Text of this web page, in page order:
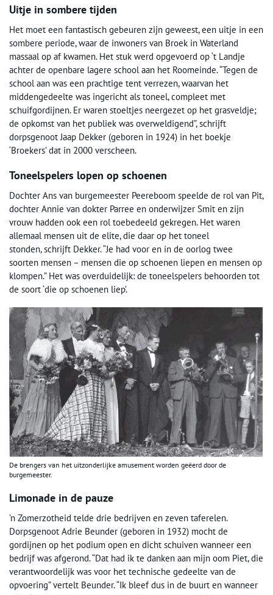
Uitje in sombere tijden
Het moet een fantastisch gebeuren zijn geweest, een uitje in een
sombere periode, waar de inwoners van Broek in Waterland
massaal op af kwamen. Het stuk werd opgevoerd op ‘t Landje
achter de openbare lagere school aan het Roomeinde. “Tegen de
school aan was een prachtige tent verrezen, waarvan het
middengedeelte was ingericht als toneel, compleet met
schuifgordijnen. Er waren stoeltjes neergezet op het grasveldje;
de opkomst van het publiek was overweldigend”, schrijft
dorpsgenoot Jaap Dekker (geboren in 1924) in het boekje
‘Broekers’ dat in 2000 verscheen.
Toneelspelers lopen op schoenen
Dochter Ans van burgemeester Peereboom speelde de rol van Pit,
dochter Annie van dokter Parree en onderwijzer Smit en zijn
vrouw hadden ook een rol toebedeeld gekregen. Het waren
allemaal mensen uit de elite, die daar op het toneel
stonden, schrijft Dekker. “Je had voor en in de oorlog twee
soorten mensen – mensen die op schoenen liepen en mensen op
klompen.” Het was overduidelijk: de toneelspelers behoorden tot
de soort ‘die op schoenen liep’.
De brengers van het uitzonderlijke amusement worden geëerd door de
burgemeester.
Limonade in de pauze
’n Zomerzotheid telde drie bedrijven en zeven taferelen.
Dorpsgenoot Adrie Beunder (geboren in 1932) mocht de
gordijnen op het podium open en dicht schuiven wanneer een
bedrijf was afgerond. “Dat had ik te danken aan mijn oom Piet, die
verantwoordelijk was voor het technische gedeelte van de
opvoering” vertelt Beunder. “Ik bleef dus in de buurt en wanneer